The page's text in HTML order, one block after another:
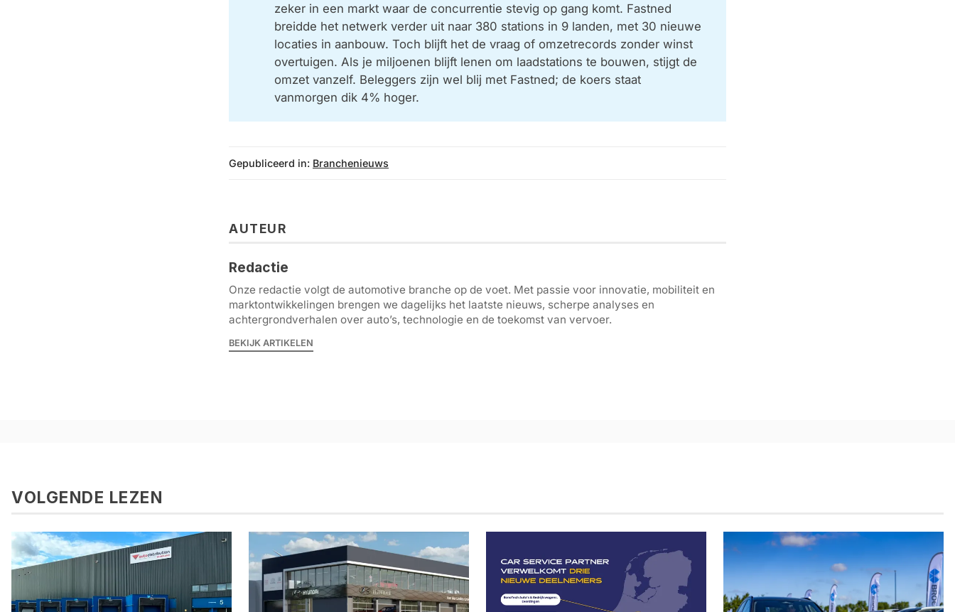
zeker in een markt waar de concurrentie stevig op gang komt. Fastned
breidde het netwerk verder uit naar 380 stations in 9 landen, met 30 nieuwe
locaties in aanbouw. Toch blijft het de vraag of omzetrecords zonder winst
overtuigen. Als je miljoenen blijft lenen om laadstations te bouwen, stijgt de
omzet vanzelf. Beleggers zijn wel blij met Fastned; de koers staat
vanmorgen dik 4% hoger.
Gepubliceerd in: Branchenieuws
AUTEUR
Redactie
Onze redactie volgt de automotive branche op de voet. Met passie voor innovatie, mobiliteit en
marktontwikkelingen brengen we dagelijks het laatste nieuws, scherpe analyses en
achtergrondverhalen over auto’s, technologie en de toekomst van vervoer.
BEKIJK ARTIKELEN
VOLGENDE LEZEN